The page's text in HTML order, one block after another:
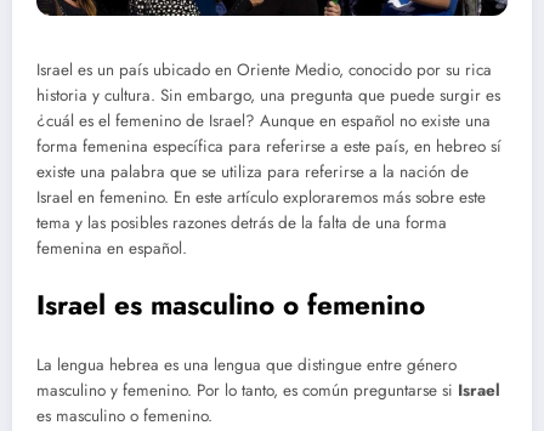
Israel es un país ubicado en Oriente Medio, conocido por su rica
historia y cultura. Sin embargo, una pregunta que puede surgir es
¿cuál es el femenino de Israel? Aunque en español no existe una
forma femenina específica para referirse a este país, en hebreo sí
existe una palabra que se utiliza para referirse a la nación de
Israel en femenino. En este artículo exploraremos más sobre este
tema y las posibles razones detrás de la falta de una forma
femenina en español.
Israel es masculino o femenino
La lengua hebrea es una lengua que distingue entre género
masculino y femenino. Por lo tanto, es común preguntarse si Israel
es masculino o femenino.